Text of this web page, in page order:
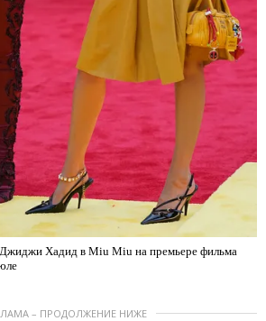
Джиджи Хадид в Miu Miu на премьере фильма
– ПРОДОЛЖЕНИЕ НИЖЕ